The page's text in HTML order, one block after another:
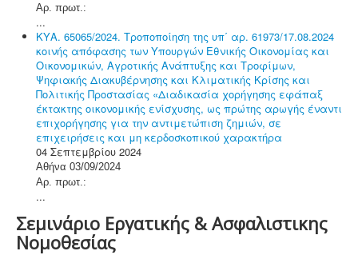
Αρ. πρωτ.:
...
ΚΥΑ. 65065/2024. Τροποποίηση της υπ΄ αρ. 61973/17.08.2024
κοινής απόφασης των Υπουργών Εθνικής Οικονομίας και
Οικονομικών, Αγροτικής Ανάπτυξης και Τροφίμων,
Ψηφιακής Διακυβέρνησης και Κλιματικής Κρίσης και
Πολιτικής Προστασίας «Διαδικασία χορήγησης εφάπαξ
έκτακτης οικονομικής ενίσχυσης, ως πρώτης αρωγής έναντι
επιχορήγησης για την αντιμετώπιση ζημιών, σε
επιχειρήσεις και μη κερδοσκοπικού χαρακτήρα
04 Σεπτεμβρίου 2024
Αθήνα 03/09/2024
Αρ. πρωτ.:
...
Σεμινάριο Εργατικής & Ασφαλιστικης
Νομοθεσίας